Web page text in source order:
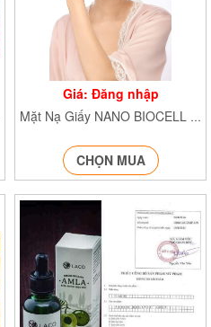
Giá: Đăng nhập
Mặt Nạ Giấy NANO BIOCELL NA/T1/K5
CHỌN MUA